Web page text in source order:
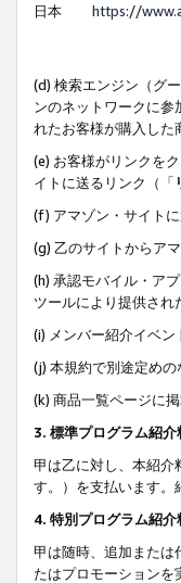
日本
https://
(d) 検索エンジン（グ
ンのネットワークに参
れたお客様が購入した
(e) お客様がリンクを
イトに送るリンク（「
(f) アマゾン・サイト
(g) 乙のサイトからア
(h) 承認モバイル・ア
ツールにより提供さ
(i) メンバー紹介イベ
(j) 本規約で別途定め
(k) 商品一覧ページに
3. 標準プログラム紹介
甲は乙に対し、本紹介
す。）を支払います。
4. 特別プログラム紹
甲は随時、追加または
たはプロモーション